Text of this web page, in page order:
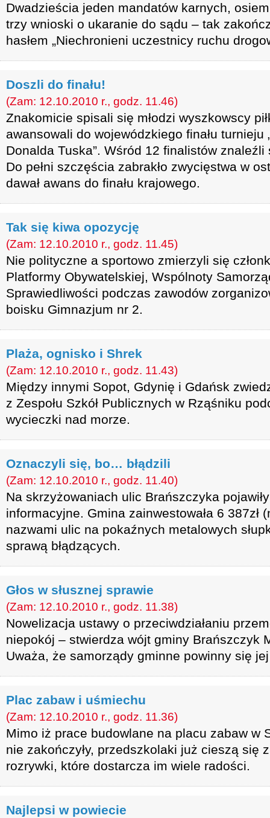
Dwadzieścia jeden mandatów karnych,
trzy wnioski o ukaranie do sądu – tak
hasłem „Niechronieni uczestnicy ruchu
Doszli do finału!
(Zam: 12.10.2010 r., godz. 11.46)
Znakomicie spisali się młodzi wyszkowscy
awansowali do wojewódzkiego finału turnieju
Donalda Tuska”. Wśród 12 finalistów
Do pełni szczęścia zabrakło zwycięstwa w
dawał awans do finału krajowego.
Tak się kiwa opozycję
(Zam: 12.10.2010 r., godz. 11.45)
Nie polityczne a sportowo zmierzyli się
Platformy Obywatelskiej, Wspólnoty
Sprawiedliwości podczas zawodów
boisku Gimnazjum nr 2.
Plaża, ognisko i Shrek
(Zam: 12.10.2010 r., godz. 11.43)
Między innymi Sopot, Gdynię i Gdańsk
z Zespołu Szkół Publicznych w Rząśniku
wycieczki nad morze.
Oznaczyli się, bo… błądzili
(Zam: 12.10.2010 r., godz. 11.40)
Na skrzyżowaniach ulic Brańszczyka
informacyjne. Gmina zainwestowała 6 387zł
nazwami ulic na pokaźnych metalowych
sprawą błądzących.
Głos w słusznej sprawie
(Zam: 12.10.2010 r., godz. 11.38)
Nowelizacja ustawy o przeciwdziałaniu
niepokój – stwierdza wójt gminy Brańszczyk
Uważa, że samorządy gminne powinny się
Plac zabaw i uśmiechu
(Zam: 12.10.2010 r., godz. 11.36)
Mimo iż prace budowlane na placu zabaw w
nie zakończyły, przedszkolaki już cieszą się
rozrywki, które dostarcza im wiele radości.
Najlepsi w powiecie